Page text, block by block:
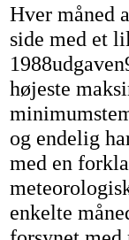
Hver måned
side med et
højeste
og endelig
med en
enkelte